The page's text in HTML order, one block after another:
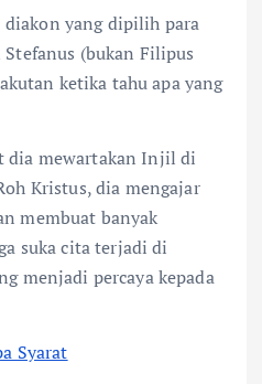
yang dipilih para
(bukan Filipus
ketika tahu apa yang
dia mewartakan Injil di
Kristus, dia mengajar
membuat banyak
suka cita terjadi di
menjadi percaya kepada
Syarat